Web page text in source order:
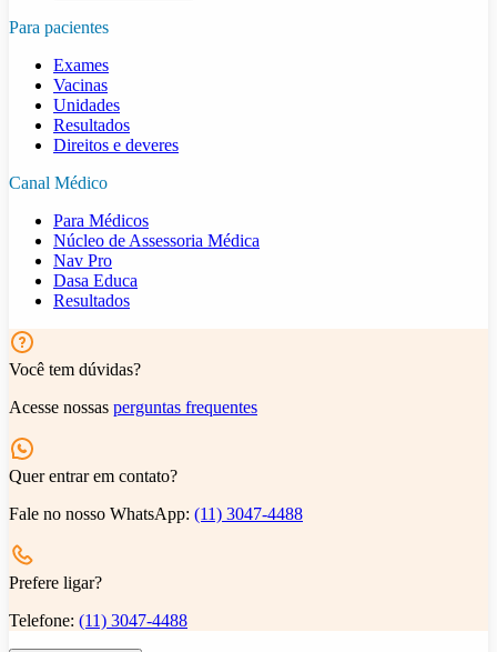
Para pacientes
Exames
Vacinas
Unidades
Resultados
Direitos e deveres
Canal Médico
Para Médicos
Núcleo de Assessoria Médica
Nav Pro
Dasa Educa
Resultados
Você tem dúvidas?
Acesse nossas perguntas frequentes
Quer entrar em contato?
Fale no nosso WhatsApp: (11) 3047-4488
Prefere ligar?
Telefone: (11) 3047-4488